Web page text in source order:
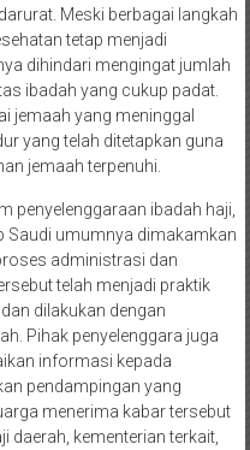
Meski berbagai langkah
tetap menjadi
dihindari mengingat jumlah
ibadah yang cukup padat.
jemaah yang meninggal
yang telah ditetapkan guna
jemaah terpenuhi.
penyelenggaraan ibadah haji,
Saudi umumnya dimakamkan
administrasi dan
telah menjadi praktik
dilakukan dengan
Pihak penyelenggara juga
informasi kepada
pendampingan yang
menerima kabar tersebut
kementerian terkait,